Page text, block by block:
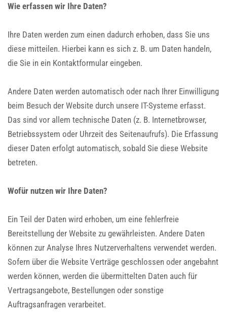
Wie erfassen wir Ihre Daten?
Ihre Daten werden zum einen dadurch erhoben, dass Sie uns
diese mitteilen. Hierbei kann es sich z. B. um Daten handeln,
die Sie in ein Kontaktformular eingeben.
Andere Daten werden automatisch oder nach Ihrer Einwilligung
beim Besuch der Website durch unsere IT-Systeme erfasst.
Das sind vor allem technische Daten (z. B. Internetbrowser,
Betriebssystem oder Uhrzeit des Seitenaufrufs). Die Erfassung
dieser Daten erfolgt automatisch, sobald Sie diese Website
betreten.
Wofür nutzen wir Ihre Daten?
Ein Teil der Daten wird erhoben, um eine fehlerfreie
Bereitstellung der Website zu gewährleisten. Andere Daten
können zur Analyse Ihres Nutzerverhaltens verwendet werden.
Sofern über die Website Verträge geschlossen oder angebahnt
werden können, werden die übermittelten Daten auch für
Vertragsangebote, Bestellungen oder sonstige
Auftragsanfragen verarbeitet.